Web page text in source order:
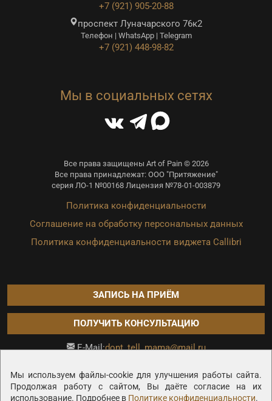
Мы используем файлы-cookie для улучшения работы сайта.
Продолжая работу с сайтом, Вы даёте согласие на их
использование. Подробнее в Политике конфиденциальности.
+7 (921) 905-20-88
проспект Луначарского 76к2
Телефон | WhatsApp | Telegram
+7 (921) 448-98-82
Мы в социальных сетях
Все права защищены Art of Pain © 2026
Все права принадлежат: ООО "Притяжение"
серия ЛО-1 №00168 Лицензия №78-01-003879
Политика конфиденциальности
Соглашение на обработку персональных данных
Политика конфиденциальности виджета Callibri
ЗАПИСЬ НА ПРИЁМ
ПОЛУЧИТЬ КОНСУЛЬТАЦИЮ
E-Mail:dont_tell_mama@mail.ru